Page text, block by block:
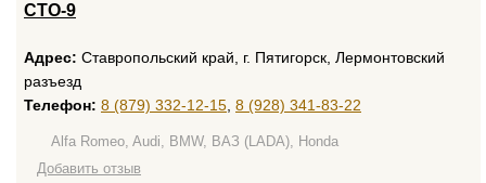
СТО-9
Адрес: Ставропольский край, г. Пятигорск, Лермонтовский
разъезд
Телефон: 8 (879) 332-12-15 8 (928) 341-83-22
Alfa Romeo, Audi, BMW, ВАЗ (LADA), Honda
Добавить отзыв